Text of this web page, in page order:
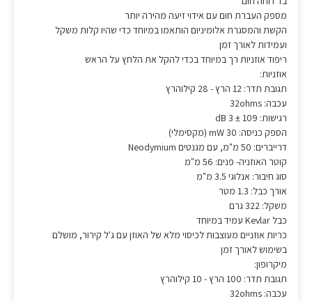
מספק העברת חום עם אידוי זיעה מהירה יותר
הקשת והמסגרת אלומיניום הותאמו במיוחד כדי שהיו קלות משקל
ועמידות לאורך זמן
ריפוד אוזניות רך במיוחד בכדי להקל את הלחץ על הראש
אוזניות:
תגובת תדר: 12 הרץ - 28 קילוהרץ
עכבה: 32ohms
רגישות: 109 ± 3 dB
הספק כניסה: 30 mW (מקסימלי)
דרייברים: 50 מ"מ, עם מגנטים Neodymium
קוטר האוזניה- פנים: 56 מ"מ
סוג חיבור: אנלוגי 3.5 מ"מ
אורך כבל: 1.3 מטר
משקל: 322 גרם
כבל Kevlar עמיד במיוחד
כריות אוזניים מעוצבות לכיסוי מלא של האוזן עם ג'ל קירור, מושלם
בשימוש לאורך זמן
מיקרופון:
תגובת תדר: 100 הרץ - 10 קילוהרץ
עכבה: 32ohms